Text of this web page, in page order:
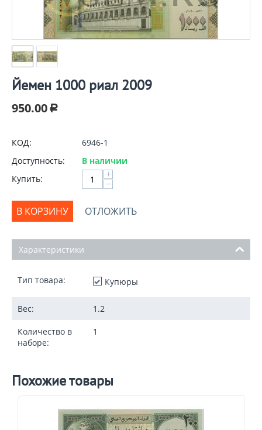
Йемен 1000 риал 2009
950.00 Р
КОД:
6946-1
Доступность:
В наличии
Купить:
+
−
В КОРЗИНУ ОТЛОЖИТЬ
Характеристики
Тип товара: Купюры
Вес: 1.2
Количество в
наборе:
1
Похожие товары